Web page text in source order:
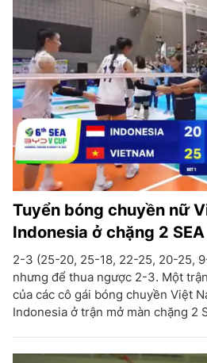
Tuyển bóng chuyền nữ
Indonesia ở chặng 2
2-3 (25-20, 25-18, 22-25, 20-25,
nhưng để thua ngược 2-3. Một
của các cô gái bóng chuyền Việt
Indonesia ở trận mở màn chặng 2